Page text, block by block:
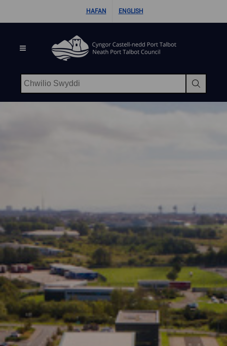
HAFAN ENGLISH